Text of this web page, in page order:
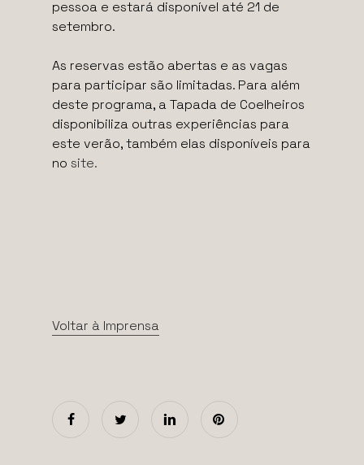
pessoa e estará disponível até 21 de
setembro.
As reservas estão abertas e as vagas
para participar são limitadas. Para além
deste programa, a Tapada de Coelheiros
disponibiliza outras experiências para
este verão, também elas disponíveis para
no site.
Voltar à Imprensa